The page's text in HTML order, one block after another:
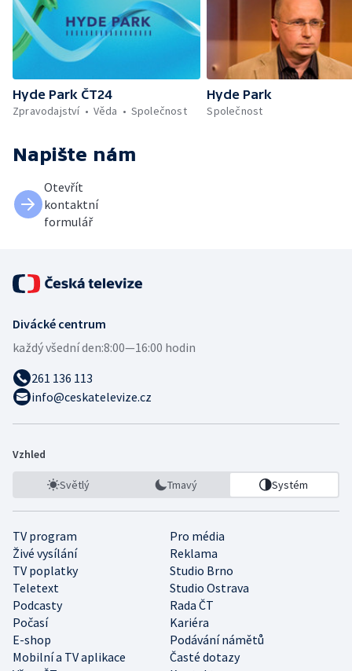
Hyde Park ČT24
Zpravodajství
Věda Společnost
Hyde Park
Společnost
Napište nám
Otevřít
kontaktní
formulář
Divácké centrum
každý všední den:8:00—16:00 hodin
261 136 113
info@ceskatelevize.cz
Vzhled
Světlý Tmavý Systém
TV program
Pro média
Živé vysílání
Reklama
TV poplatky
Studio Brno
Teletext
Studio Ostrava
Podcasty
Rada ČT
Počasí
Kariéra
E-shop
Podávání námětů
Mobilní a TV aplikace
Časté dotazy